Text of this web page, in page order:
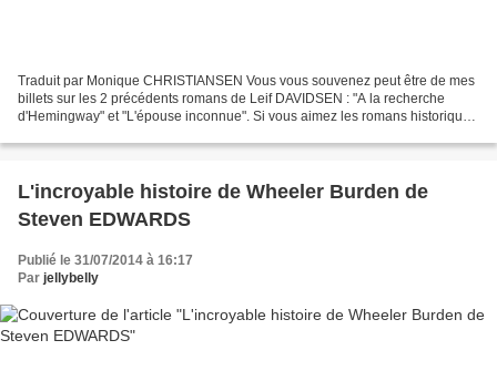
Traduit par Monique CHRISTIANSEN Vous vous souvenez peut être de mes
billets sur les 2 précédents romans de Leif DAVIDSEN : "A la recherche
d'Hemingway" et "L'épouse inconnue". Si vous aimez les romans historiques
L'incroyable histoire de Wheeler Burden de
Steven EDWARDS
Publié le 31/07/2014 à 16:17
Par jellybelly